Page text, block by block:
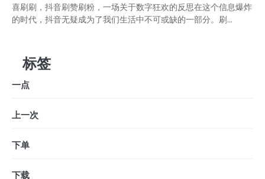
喜刷刷，抖音刷赞刷粉，一场关于数字狂欢的反思在这个信息爆炸
的时代，抖音无疑成为了我们生活中不可或缺的一部分。刷...
标签
一点
上一次
下单
下载